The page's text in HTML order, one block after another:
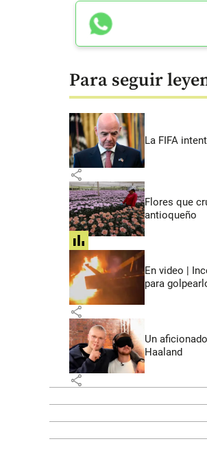
Para seguir
La FIFA
share
Flores que
antioqueño
share
En video |
para
share
Un
Haaland
share